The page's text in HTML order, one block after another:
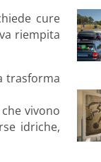
cure
riempita
trasforma
vivono
idriche,